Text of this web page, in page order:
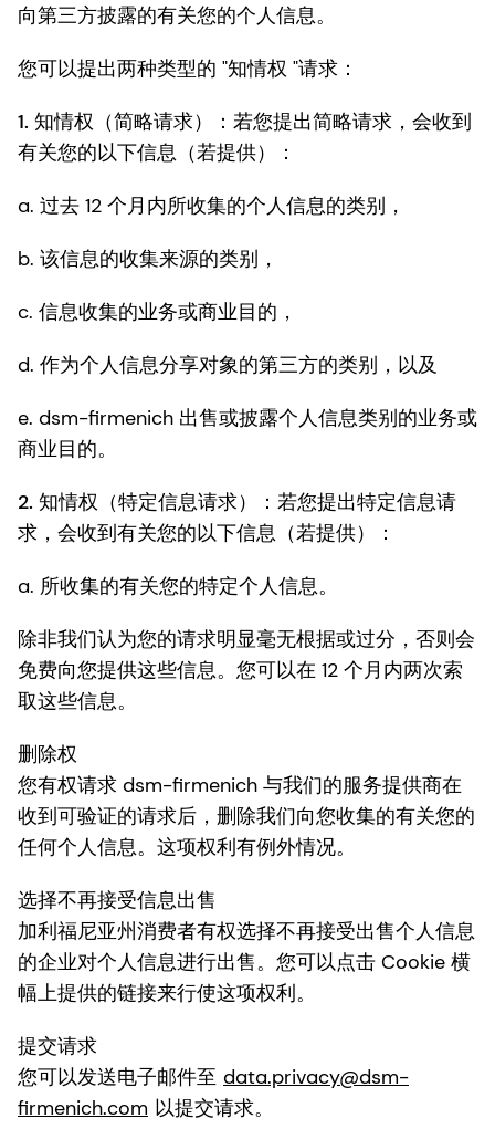
向第三方披露的有关您的个人信息。
您可以提出两种类型的 "知情权 "请求：
1. 知情权（简略请求）
：若您提出简略请求，会收到
有关您的以下信息（若提供）：
a. 过去 12 个月内所收集的个人信息的类别，
b. 该信息的收集来源的类别，
c. 信息收集的业务或商业目的，
d. 作为个人信息分享对象的第三方的类别，以及
e. dsm-firmenich 出售或披露个人信息类别的业务或
商业目的。
2. 知情权（特定信息请求）
：若您提出特定信息请
求，会收到有关您的以下信息（若提供）：
a. 所收集的有关您的特定个人信息。
除非我们认为您的请求明显毫无根据或过分，否则会
免费向您提供这些信息。您可以在 12 个月内两次索
取这些信息。
删除权
您有权请求 dsm-firmenich 与我们的服务提供商在
收到可验证的请求后，删除我们向您收集的有关您的
任何个人信息。这项权利有例外情况。
选择不再接受信息出售
加利福尼亚州消费者有权选择不再接受出售个人信息
的企业对个人信息进行出售。您可以点击 Cookie 横
幅上提供的链接来行使这项权利。
提交请求
您可以发送电子邮件至 data.privacy@dsm-
firmenich.com 以提交请求。